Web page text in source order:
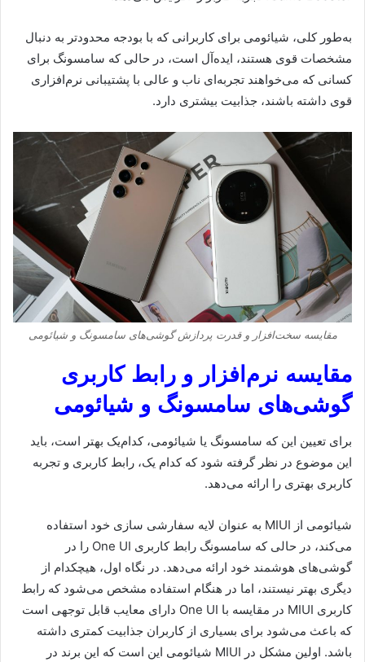
به‌طور کلی، شیائومی برای کاربرانی که با بودجه محدودتر به ‌دنبال
مشخصات قوی هستند، ایده‌آل است، در حالی که سامسونگ برای
کسانی که می‌خواهند تجربه‌ای ناب و عالی با پشتیبانی نرم‌افزاری
قوی داشته باشند، جذابیت بیشتری دارد.
مقایسه سخت‌افزار و قدرت پردازش گوشی‌های سامسونگ و شیائومی
مقایسه نرم‌افزار و رابط کاربری
گوشی‌های سامسونگ و شیائومی
برای تعیین این که سامسونگ یا شیائومی، کدام‌یک بهتر است، باید
این موضوع در نظر گرفته شود که کدام یک، رابط کاربری و تجربه
کاربری بهتری را ارائه می‌دهد.
شیائومی از MIUI به عنوان لایه سفارشی سازی خود استفاده
می‌کند، در حالی که سامسونگ رابط کاربری One UI را در
گوشی‌های هوشمند خود ارائه می‌دهد. در نگاه اول، هیچکدام از
دیگری بهتر نیستند، اما در هنگام استفاده مشخص می‌شود که رابط
کاربری MIUI در مقایسه با One UI دارای معایب قابل توجهی است
که باعث می‌شود برای بسیاری از کاربران جذابیت کمتری داشته
باشد. اولین مشکل در MIUI شیائومی این است که این برند در